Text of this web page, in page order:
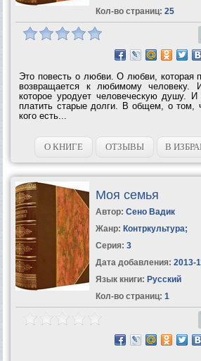
Кол-во страниц: 25
Это повесть о любви. О любви, которая
возвращается к любимому человеку.
которое уродует человеческую душу.
платить старые долги. В общем, о том,
кого есть...
О КНИГЕ ОТЗЫВЫ В
Моя семья
Автор: Сено Вадик
Жанр: Контркультура;
Серия: 3
Дата добавления: 2013-
Язык книги: Русский
Кол-во страниц: 1